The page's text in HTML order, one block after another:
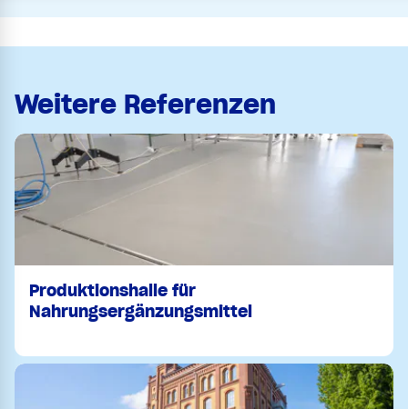
Weitere Referenzen
Produktionshalle für
Nahrungsergänzungsmittel